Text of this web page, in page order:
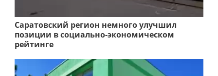
Саратовский регион немного улучшил
позиции в социально-экономическом
рейтинге